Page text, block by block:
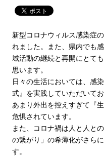
新型コロナウィルス感染症
れました。また、県内でも
域活動の継続と再開にとて
思います。
日々の生活においては、感
式』を実践していただいて
あまり外出を控えすぎて『
危惧されています。
また、コロナ禍は人と人と
の繋がり」の希薄化がさら
す。